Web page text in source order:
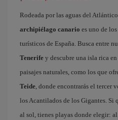
Rodeada por las aguas del
archipiélago canario es uno de
turísticos de España. Busca entre
Tenerife y descubre una isla rica
paisajes naturales, como los que
Teide, donde encontrarás el tercer
los Acantilados de los Gigantes. Si
al sol, tienes playas donde elegir: